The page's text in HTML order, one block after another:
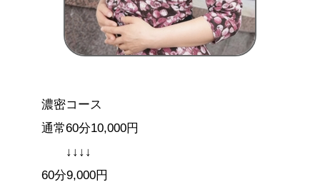
濃密コース
通常60分10,000円
↓↓↓↓
60分9,000円